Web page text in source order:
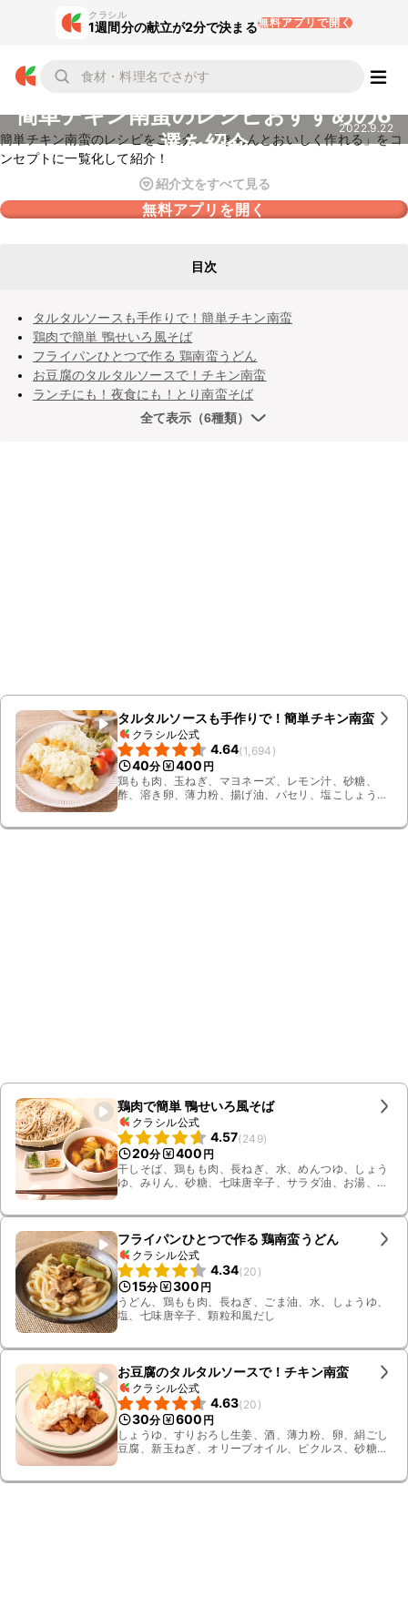
クラシル
1週間分の献立が2分で決まる無料アプリで開く
簡単チキン南蛮のレシピおすすめの6
選を紹介
2022.9.22
簡単チキン南蛮のレシピをご紹介。「きちんとおいしく作れる」をコ
ンセプトに一覧化して紹介！
紹介文をすべて見る
無料アプリを開く
目次
タルタルソースも手作りで！簡単チキン南蛮
鶏肉で簡単 鴨せいろ風そば
フライパンひとつで作る 鶏南蛮うどん
お豆腐のタルタルソースで！チキン南蛮
ランチにも！夜食にも！とり南蛮そば
全て表示（6種類）
タルタルソースも手作りで！簡単チキン南蛮
クラシル公式
4.64(1,694 )
40分 400 円
鶏もも肉、玉ねぎ、マヨネーズ、レモン汁、砂糖、
酢、溶き卵、薄力粉、揚げ油、パセリ、塩こしょう、
鶏肉で簡単 鴨せいろ風そば
クラシル公式
4.57(249)
20分 400 円
干しそば、鶏もも肉、長ねぎ、水、めんつゆ、しょう
ゆ、みりん、砂糖、七味唐辛子、サラダ油、お湯、料
フライパンひとつで作る 鶏南蛮うどん
クラシル公式
4.34(20 )
15分 300 円
うどん、鶏もも肉、長ねぎ、ごま油、水、しょうゆ、
塩、七味唐辛子、顆粒和風だし
お豆腐のタルタルソースで！チキン南蛮
クラシル公式
4.63(20 )
30分 600 円
しょうゆ、すりおろし生姜、酒、薄力粉、卵、絹ごし
豆腐、新玉ねぎ、オリーブオイル、ピクルス、砂糖、